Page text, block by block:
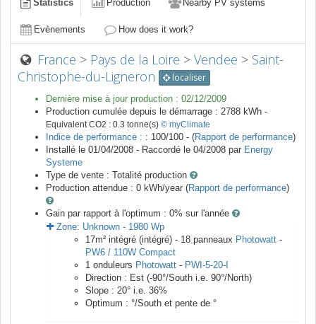
Statistics Production Nearby PV systems
Evènements How does it work?
France > Pays de la Loire >Vendee > Saint-
Christophe-du-Ligneron
localiser
Dernière mise à jour production : 02/12/2009
Production cumulée depuis le démarrage : 2788 kWh -
Equivalent CO2 : 0.3 tonne(s) © myClimate
Indice de performance : : 100/100 - (Rapport de performance)
Installé le 01/04/2008 - Raccordé le 04/2008 par Energy
Systeme
Type de vente : Totalité production
Production attendue : 0 kWh/year (Rapport de performance)
Gain par rapport à l'optimum : 0% sur l'année
Zone: Unknown - 1980 Wp
17m² intégré (intégré) - 18 panneaux Photowatt -
PW6 / 110W Compact
1 onduleurs Photowatt - PWI-5-20-I
Direction : Est (-90°/South i.e. 90°/North)
Slope : 20° i.e. 36%
Optimum : °/South et pente de °